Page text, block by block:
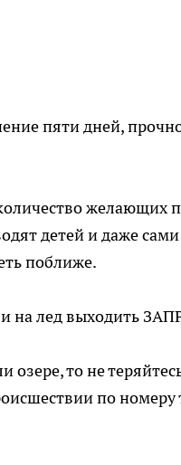
пяти дней,
желающих
детей и даже сами
поближе.
на лед выходить
озере, то не
по номеру